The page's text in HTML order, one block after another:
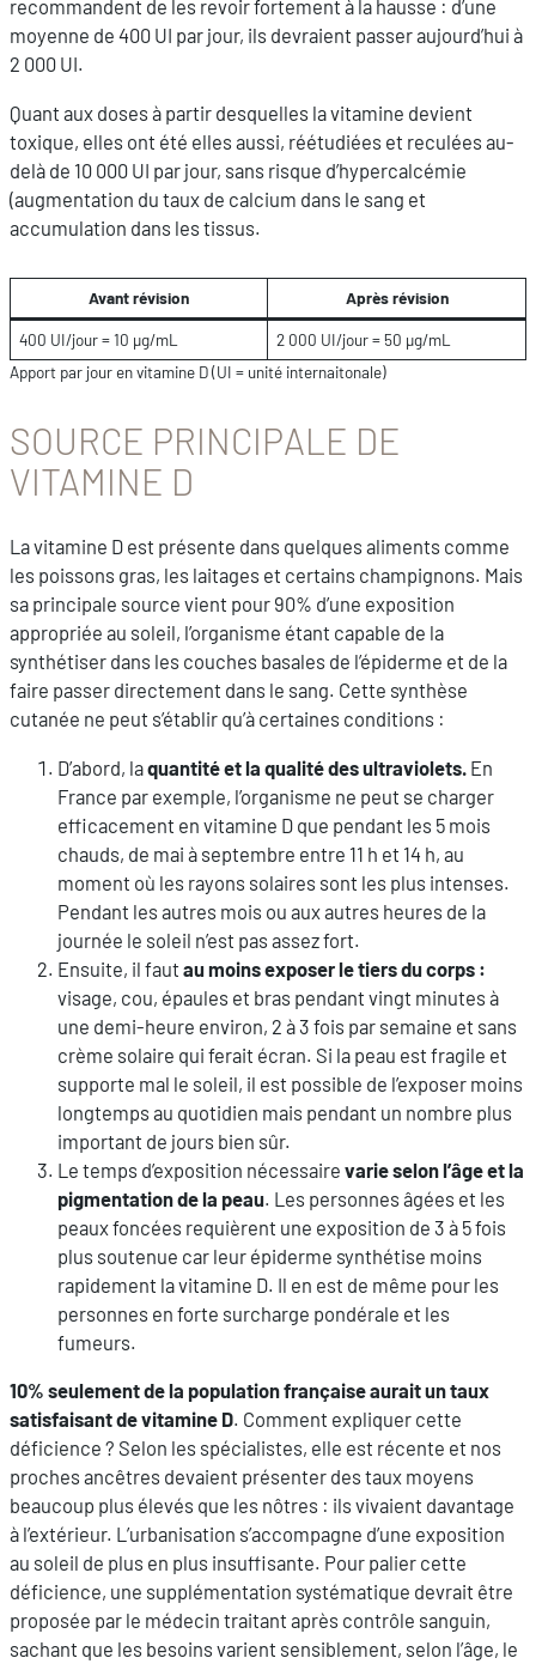
recommandent de les revoir fortement à la hausse : d’une
moyenne de 400 UI par jour, ils devraient passer aujourd’hui à
2 000 UI.
Quant aux doses à partir desquelles la vitamine devient
toxique, elles ont été elles aussi, réétudiées et reculées au-
delà de 10 000 UI par jour, sans risque d’hypercalcémie
(augmentation du taux de calcium dans le sang et
accumulation dans les tissus.
Avant révision Après révision
400 UI/jour = 10 µg/mL
2 000 UI/jour = 50 µg/mL
Apport par jour en vitamine D (UI = unité internaitonale)
SOURCE PRINCIPALE DE
VITAMINE D
La vitamine D est présente dans quelques aliments comme
les poissons gras, les laitages et certains champignons. Mais
sa principale source vient pour 90% d’une exposition
appropriée au soleil, l’organisme étant capable de la
synthétiser dans les couches basales de l’épiderme et de la
faire passer directement dans le sang. Cette synthèse
cutanée ne peut s’établir qu’à certaines conditions :
D’abord, laquantité et la qualité des ultraviolets. En
France par exemple, l’organisme ne peut se charger
efficacement en vitamine D que pendant les 5 mois
chauds, de mai à septembre entre 11 h et 14 h, au
moment où les rayons solaires sont les plus intenses.
Pendant les autres mois ou aux autres heures de la
journée le soleil n’est pas assez fort.
Ensuite, il faut au moins exposer le tiers du corps :
visage, cou, épaules et bras pendant vingt minutes à
une demi-heure environ, 2 à 3 fois par semaine et sans
crème solaire qui ferait écran. Si la peau est fragile et
supporte mal le soleil, il est possible de l’exposer moins
longtemps au quotidien mais pendant un nombre plus
important de jours bien sûr.
Le temps d’exposition nécessaire varie selon l’âge et la
pigmentation de la peau. Les personnes âgées et les
peaux foncées requièrent une exposition de 3 à 5 fois
plus soutenue car leur épiderme synthétise moins
rapidement la vitamine D. Il en est de même pour les
personnes en forte surcharge pondérale et les
fumeurs.
10% seulement de la population française aurait un taux
satisfaisant de vitamine D. Comment expliquer cette
déficience ? Selon les spécialistes, elle est récente et nos
proches ancêtres devaient présenter des taux moyens
beaucoup plus élevés que les nôtres : ils vivaient davantage
à l’extérieur. L’urbanisation s’accompagne d’une exposition
au soleil de plus en plus insuffisante. Pour palier cette
déficience, une supplémentation systématique devrait être
proposée par le médecin traitant après contrôle sanguin,
sachant que les besoins varient sensiblement, selon l’âge, le